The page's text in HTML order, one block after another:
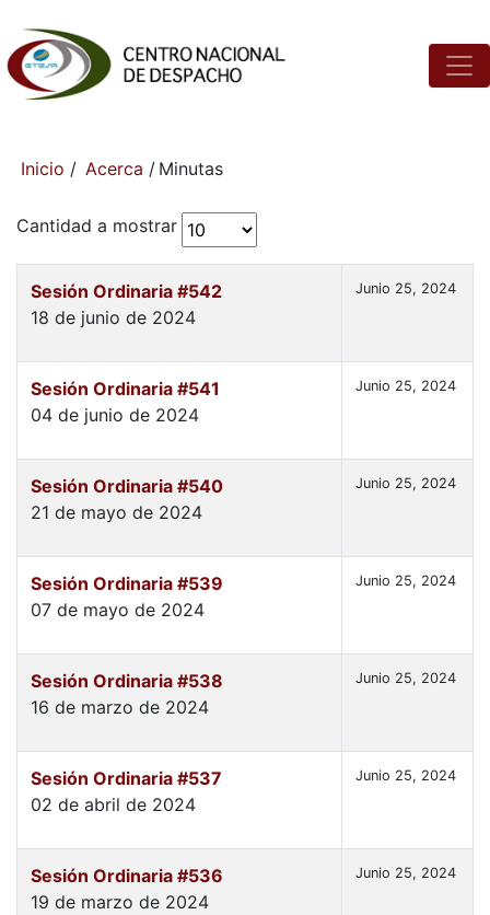
Inicio / Acerca / Minutas
Cantidad a mostrar
Sesión Ordinaria #542
18 de junio de 2024
Junio 25, 2024
Sesión Ordinaria #541
04 de junio de 2024
Junio 25, 2024
Sesión Ordinaria #540
21 de mayo de 2024
Junio 25, 2024
Sesión Ordinaria #539
07 de mayo de 2024
Junio 25, 2024
Sesión Ordinaria #538
16 de marzo de 2024
Junio 25, 2024
Sesión Ordinaria #537
02 de abril de 2024
Junio 25, 2024
Sesión Ordinaria #536
19 de marzo de 2024
Junio 25, 2024